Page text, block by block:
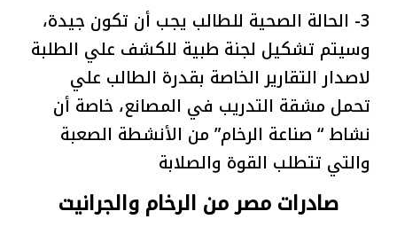
3- الحالة الصحية للطالب يجب أن تكون جيدة،
وسيتم تشكيل لجنة طبية للكشف علي الطلبة
لاصدار التقارير الخاصة بقدرة الطالب علي
تحمل مشقة التدريب في المصانع، خاصة أن
نشاط “ صناعة الرخام” من الأنشطة الصعبة
والتي تتطلب القوة والصلابة
صادرات مصر من الرخام والجرانيت